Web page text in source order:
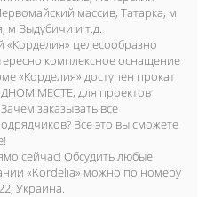
массив, Татарка, м
м Выдубичи и т.д.
целесообразно
комплексное оснащение
«Корделия» доступен прокат
МЕСТЕ, для проектов
заказывать все
Все это вы сможете
сейчас! Обсудить любые
«Kordelia» можно по номеру
Украина.